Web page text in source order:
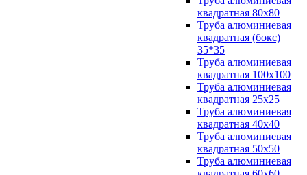
квадратная 80х80
Труба алюминиевая
квадратная (бокс)
35*35
Труба алюминиевая
квадратная 100х100
Труба алюминиевая
квадратная 25х25
Труба алюминиевая
квадратная 40х40
Труба алюминиевая
квадратная 50х50
Труба алюминиевая